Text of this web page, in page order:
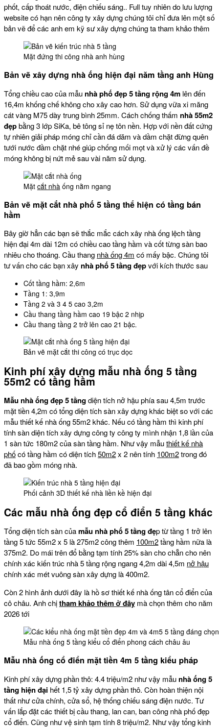
phốt, cấp thoát nước, điện chiếu sáng.. Full tuy nhiên do lưu lượng
website có hạn nên công ty xây dựng chúng tôi chỉ đưa lên một số
bản vẽ để các anh em kỹ sư xây dựng chúng ta tham khảo thêm
Mặt đứng thi công nhà anh hùng
Bản vẽ xây dựng nhà ống hiện đại năm tầng anh Hùng
Tổng chiều cao của mẫu nhà phố đẹp 5 tầng rộng 4m lên đến
16,4m khống chế không cho xây cao hơn. Sử dụng vữa xi măng
cát vàng M75 dày trung bình 25mm. Cách chống thấm nhà 55m2
đẹpbằng 3 lớp SiKa, bê tông sỉ nẹ tôn nền. Hợp với nền đất cứng
tự nhiên giải pháp móng chỉ cần đá dăm và dầm chặt đừng quên
tưới nước đầm chặt nhé giúp chống mối mọt và xử lý các vấn đề
móng không bị nứt mẻ sau vài năm sử dụng.
Mặt cắt nhà ống nằm ngang
Bản vẽ mặt cắt nhà phố 5 tầng thể hiện có tầng bán
hầm
Bây giờ hẳn các bạn sẽ thắc mắc cách xây nhà ống lệch tầng
hiện đại 4m dài 12m có chiều cao tầng hầm và cốt từng sàn bao
nhiêu cho thoáng. Cầu thang nhà ống 4m có mấy bậc. Chúng tôi
tư vấn cho các bạn xây nhà phố 5 tầng đẹpvới kích thước sau
Cốt tầng hầm: 2,6m
Tầng 1: 3,9m
Tầng 2 và 3 4 5 cao 3,2m
Cầu thang tầng hầm cao 19 bậc 2 nhịp
Cầu thang tầng 2 trở lên cao 21 bậc.
Bản vẽ mặt cắt thi công có trục dọc
Kinh phí xây dựng mẫu nhà ống 5 tầng
55m2 có tầng hầm
Mẫu nhà ống đẹp 5 tầngdiện tích nở hậu phía sau 4,5m trước
mặt tiền 4,2m có tổng diện tích sàn xây dựng khác biệt so với các
mẫu thiết kế nhà ống 55m2 khác. Nếu có tầng hầm thì kinh phí
tính sàn diện tích xây dựng công ty công ty mình nhận 1,8 lần của
1 sàn tức 180m2 của sàn tầng hầm. Như vậy mẫuthiết kế nhà
phốcó tầng hầm có diện tích50m2x 2 nên tính 100m2trong đó
đã bao gồm móng nhà.
Phối cảnh 3D thiết kế nhà liền kề hiện đại
Các mẫu nhà ống đẹp cổ điển 5 tầng khác
Tổng diện tích sàn củamẫu nhà phố 5 tầng đẹp từ tầng 1 trở lên
tầng 5 tức 55m2 x 5 là 275m2 công thêm 100m2tầng hầm nữa là
375m2. Do mái trên đổ bằng tạm tính 25% sàn cho chẵn cho nên
chính xác kiến trúc nhà 5 tầng rộng ngang 4,2m dài 4,5m nở hậu
chính xác mét vuông sàn xây dựng là 400m2.
Còn 2 hình ảnh dưới đây là hồ sơ thiết kế nhà ống tân cổ điển của
cô châu. Anh chịtham khảo thêm ở đây mà chọn thêm cho năm
2026 tới
Mẫu nhà ống 5 tầng kiểu cổ điển phong cách châu âu
Mẫu nhà ống cổ điển mặt tiền 4m 5 tầng kiểu pháp
Kinh phí xây dựng phần thô: 4.4 triệu/m2 như vậy mẫu nhà ống 5
tầng hiện đại hết 1,5 tỷ xây dựng phần thô. Còn hoàn thiện nội
thất như cửa chính, cửa sổ, hệ thống chiếu sáng điện nước. Tư
vấn lắp đặt các thiết bị cầu thang, lan can, ban công nhà phố đẹp
cổ điển. Cũng như vệ sinh tạm tính 8 triệu/m2. Như vậy tổng kinh